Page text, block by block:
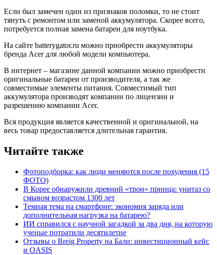
Если был замечен один из признаков поломки, то не стоит
тянуть с ремонтом или заменой аккумулятора. Скорее всего,
потребуется полная замена батареи для ноутбука.
На сайте batterygator.ru можно приобрести аккумуляторы
бренда Аcer для любой модели компьютера.
В интернет – магазине данной компании можно приобрести
оригинальные батареи от производителя, а так же
совместимые элементы питания. Совместимый тип
аккумулятора производят компании по лицензии и
разрешению компании Аcer.
Вся продукция является качественной и оригинальной, на
весь товар предоставляется длительная гарантия.
Читайте также
Фотоподборка: как люди меняются после похудения (15
ФОТО)
В Корее обнаружили древний «трон» принца: унитаз со
смывом возрастом 1300 лет
Темная тема на смартфоне: экономия заряда или
дополнительная нагрузка на батарею?
ИИ справился с научной загадкой за два дня, на которую
ученые потратили десятилетие
Отзывы о Breig Property на Бали: инвестиционный кейс
и OASIS